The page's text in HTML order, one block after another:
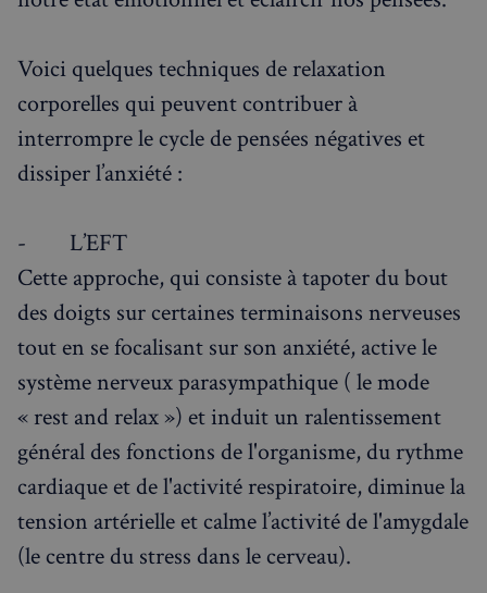
Voici quelques techniques de relaxation
corporelles qui peuvent contribuer à
interrompre le cycle de pensées négatives et
dissiper l’anxiété :
- L’EFT
Cette approche, qui consiste à tapoter du bout
des doigts sur certaines terminaisons nerveuses
tout en se focalisant sur son anxiété, active le
système nerveux parasympathique ( le mode
« rest and relax ») et induit un ralentissement
général des fonctions de l'organisme, du rythme
cardiaque et de l'activité respiratoire, diminue la
tension artérielle et calme l’activité de l'amygdale
(le centre du stress dans le cerveau).